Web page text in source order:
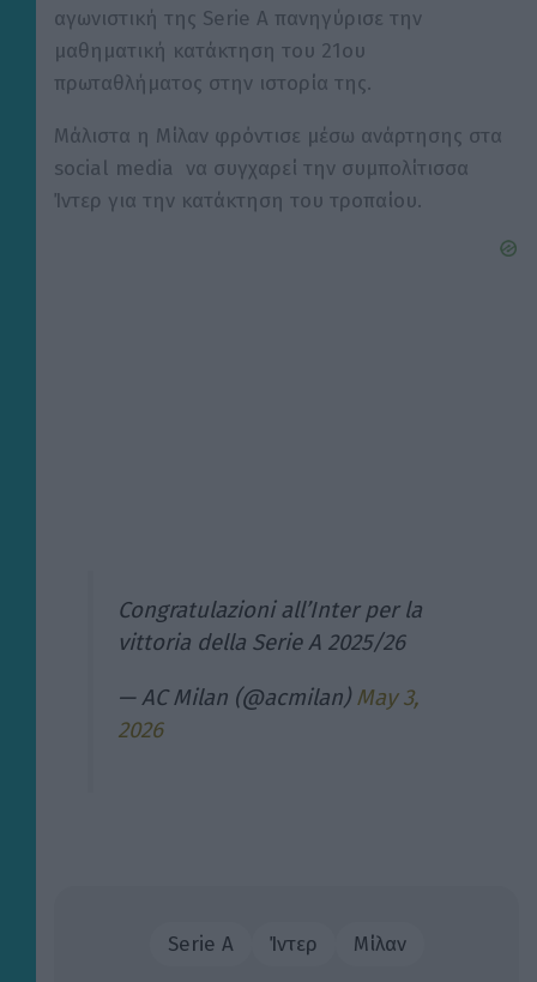
αγωνιστική της Serie A πανηγύρισε την
μαθηματική κατάκτηση του 21ου
πρωταθλήματος στην ιστορία της.
Μάλιστα η Μίλαν φρόντισε μέσω ανάρτησης στα
social media να συγχαρεί την συμπολίτισσα
Ίντερ για την κατάκτηση του τροπαίου.
Congratulazioni all’Inter per la
vittoria della Serie A 2025/26
— AC Milan (@acmilan) May 3,
2026
Serie A Ίντερ Μίλαν